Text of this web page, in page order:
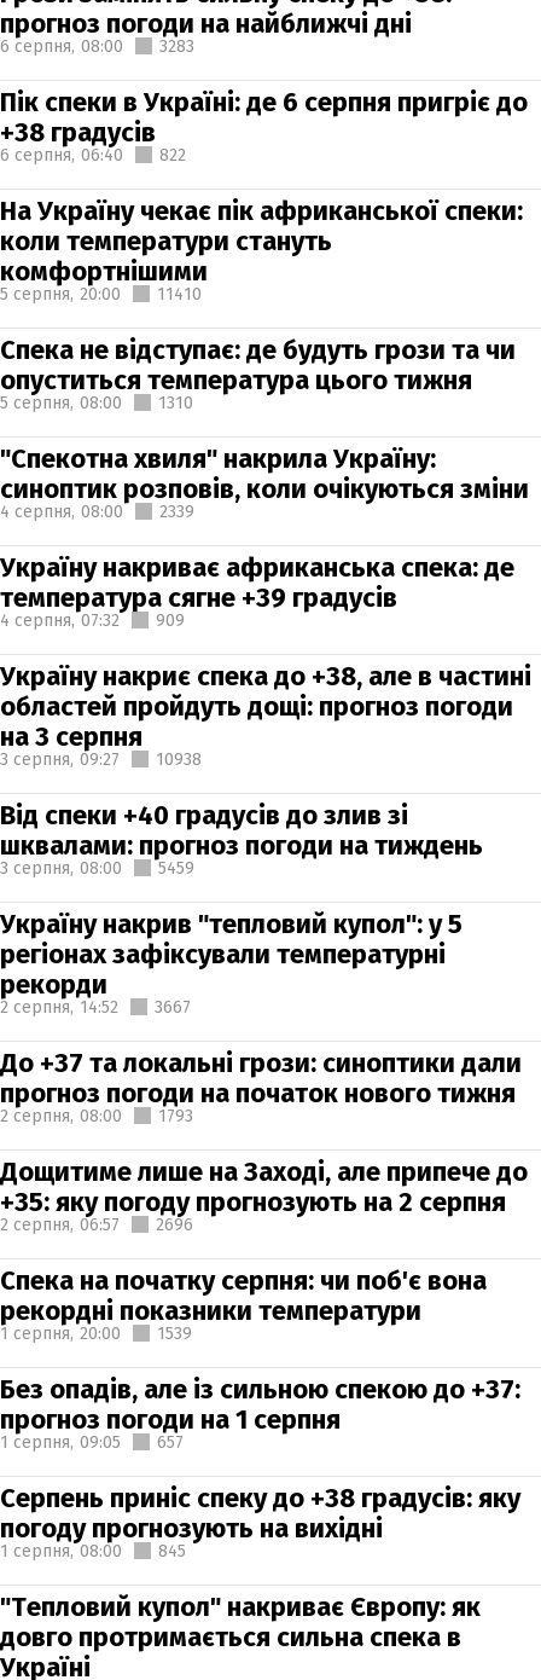
прогноз погоди на найближчі дні
6 серпня, 08:00 3283
Пік спеки в Україні: де 6 серпня пригріє до
+38 градусів
6 серпня, 06:40 822
На Україну чекає пік африканської спеки:
коли температури стануть
комфортнішими
5 серпня, 20:00 11410
Спека не відступає: де будуть грози та чи
опуститься температура цього тижня
5 серпня, 08:00 1310
"Спекотна хвиля" накрила Україну:
синоптик розповів, коли очікуються зміни
4 серпня, 08:00 2339
Україну накриває африканська спека: де
температура сягне +39 градусів
4 серпня, 07:32 909
Україну накриє спека до +38, але в частині
областей пройдуть дощі: прогноз погоди
на 3 серпня
3 серпня, 09:27 10938
Від спеки +40 градусів до злив зі
шквалами: прогноз погоди на тиждень
3 серпня, 08:00 5459
Україну накрив "тепловий купол": у 5
регіонах зафіксували температурні
рекорди
2 серпня, 14:52 3667
До +37 та локальні грози: синоптики дали
прогноз погоди на початок нового тижня
2 серпня, 08:00 1793
Дощитиме лише на Заході, але припече до
+35: яку погоду прогнозують на 2 серпня
2 серпня, 06:57 2696
Спека на початку серпня: чи поб'є вона
рекордні показники температури
1 серпня, 20:00 1539
Без опадів, але із сильною спекою до +37:
прогноз погоди на 1 серпня
1 серпня, 09:05 657
Серпень приніс спеку до +38 градусів: яку
погоду прогнозують на вихідні
1 серпня, 08:00 845
"Тепловий купол" накриває Європу: як
довго протримається сильна спека в
Україні